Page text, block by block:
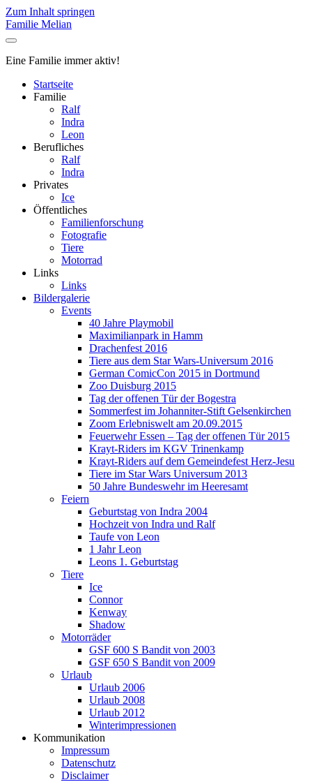
Zum Inhalt springen
Familie Melian
Eine Familie immer aktiv!
Startseite
Familie
Ralf
Indra
Leon
Berufliches
Ralf
Indra
Privates
Ice
Öffentliches
Familienforschung
Fotografie
Tiere
Motorrad
Links
Links
Bildergalerie
Events
40 Jahre Playmobil
Maximilianpark in Hamm
Drachenfest 2016
Tiere aus dem Star Wars-Universum 2016
German ComicCon 2015 in Dortmund
Zoo Duisburg 2015
Tag der offenen Tür der Bogestra
Sommerfest im Johanniter-Stift Gelsenkirchen
Zoom Erlebniswelt am 20.09.2015
Feuerwehr Essen – Tag der offenen Tür 2015
Krayt-Riders im KGV Trinenkamp
Krayt-Riders auf dem Gemeindefest Herz-Jesu
Tiere im Star Wars Universum 2013
50 Jahre Bundeswehr im Heeresamt
Feiern
Geburtstag von Indra 2004
Hochzeit von Indra und Ralf
Taufe von Leon
1 Jahr Leon
Leons 1. Geburtstag
Tiere
Ice
Connor
Kenway
Shadow
Motorräder
GSF 600 S Bandit von 2003
GSF 650 S Bandit von 2009
Urlaub
Urlaub 2006
Urlaub 2008
Urlaub 2012
Winterimpressionen
Kommunikation
Impressum
Datenschutz
Disclaimer